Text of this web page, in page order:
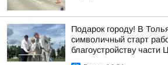
Подарок городу! В
символичный старт
благоустройству части